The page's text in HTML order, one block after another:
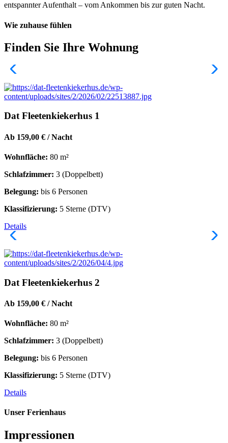
entspannter Aufenthalt – vom Ankommen bis zur guten Nacht.
Wie zuhause fühlen
Finden Sie Ihre Wohnung
Dat Fleetenkiekerhus 1
Ab 159,00 € / Nacht
Wohnfläche: 80 m²
Schlafzimmer: 3 (Doppelbett)
Belegung: bis 6 Personen
Klassifizierung: 5 Sterne (DTV)
Details
Dat Fleetenkiekerhus 2
Ab 159,00 € / Nacht
Wohnfläche: 80 m²
Schlafzimmer: 3 (Doppelbett)
Belegung: bis 6 Personen
Klassifizierung: 5 Sterne (DTV)
Details
Unser Ferienhaus
Impressionen